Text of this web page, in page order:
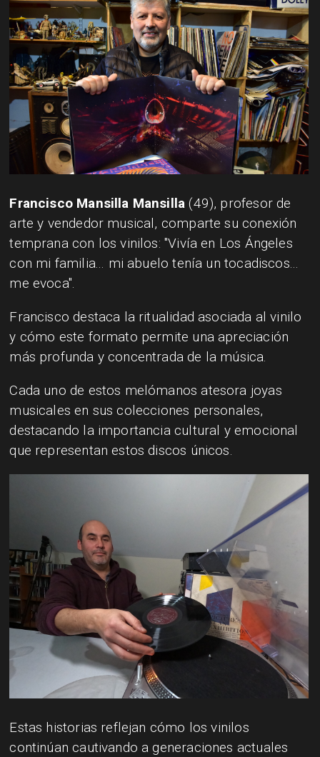
Francisco Mansilla Mansilla (49), profesor de
arte y vendedor musical, comparte su conexión
temprana con los vinilos: "Vivía en Los Ángeles
con mi familia... mi abuelo tenía un tocadiscos...
me evoca".
Francisco destaca la ritualidad asociada al vinilo
y cómo este formato permite una apreciación
más profunda y concentrada de la música.
Cada uno de estos melómanos atesora joyas
musicales en sus colecciones personales,
destacando la importancia cultural y emocional
que representan estos discos únicos.
Estas historias reflejan cómo los vinilos
continúan cautivando a generaciones actuales